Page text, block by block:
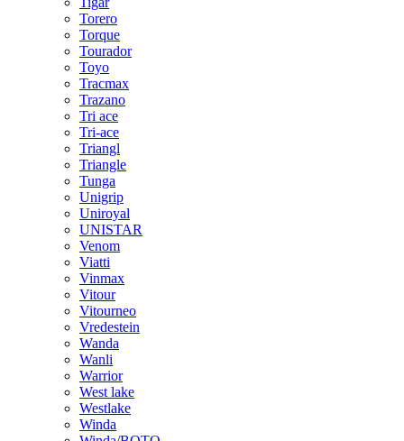
Torero
Torque
Tourador
Toyo
Tracmax
Trazano
Tri ace
Tri-ace
Triangl
Triangle
Tunga
Unigrip
Uniroyal
UNISTAR
Venom
Viatti
Vinmax
Vitour
Vitourneo
Vredestein
Wanda
Wanli
Warrior
West lake
Westlake
Winda